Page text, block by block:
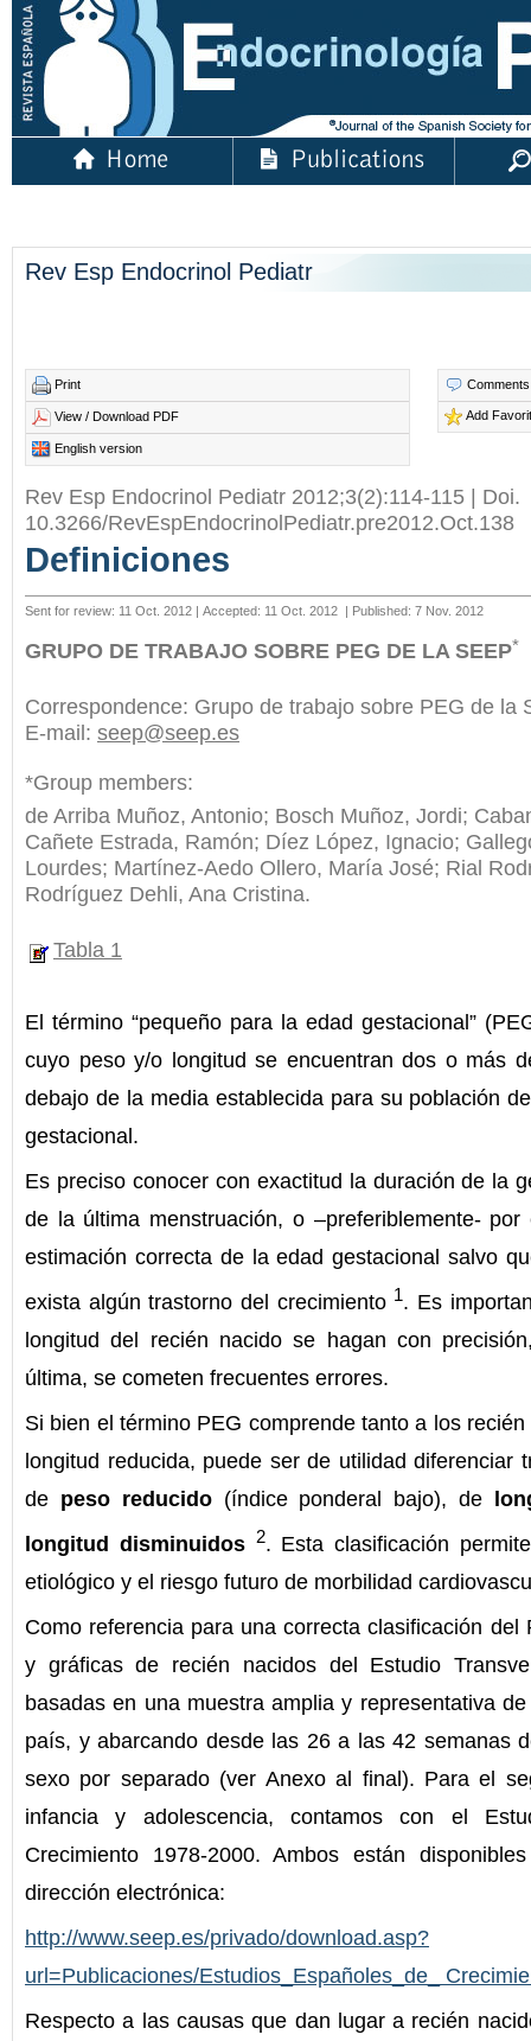
Rev Esp Endocrinol Pediatr
Print
View / Download PDF
English version
Comments
Add
Rev Esp Endocrinol Pediatr 2012;3(2):114-115 | Doi.
10.3266/RevEspEndocrinolPediatr.pre2012.Oct.138
Definiciones
Sent for review: 11 Oct. 2012 | Accepted: 11 Oct. 2012 | Published: 7 Nov. 2012
GRUPO DE TRABAJO SOBRE PEG DE LA SEEP*
Correspondence: Grupo de trabajo sobre PEG de la
E-mail: seep@seep.es
*Group members:
de Arriba Muñoz, Antonio; Bosch Muñoz, Jordi;
Cañete Estrada, Ramón; Díez López, Ignacio;
Lourdes; Martínez-Aedo Ollero, María José; Rial
Rodríguez Dehli, Ana Cristina.
Tabla 1
El término “pequeño para la edad gestacional”
cuyo peso y/o longitud se encuentran dos o más
debajo de la media establecida para su población
gestacional.
Es preciso conocer con exactitud la duración de la
de la última menstruación, o –preferiblemente-
estimación correcta de la edad gestacional salvo
exista algún trastorno del crecimiento 1. Es
longitud del recién nacido se hagan con
última, se cometen frecuentes errores.
Si bien el término PEG comprende tanto a los
longitud reducida, puede ser de utilidad diferenciar
de peso reducido(índice ponderal bajo), de
longitud disminuidos 2. Esta clasificación
etiológico y el riesgo futuro de morbilidad
Como referencia para una correcta clasificación
y gráficas de recién nacidos del Estudio
basadas en una muestra amplia y representativa
país, y abarcando desde las 26 a las 42 semanas
sexo por separado (ver Anexo al final). Para el
infancia y adolescencia, contamos con el
Crecimiento 1978-2000. Ambos están
dirección electrónica:
http://www.seep.es/privado/download.asp?
url=Publicaciones/Estudios_Españoles_de_
Respecto a las causas que dan lugar a recién